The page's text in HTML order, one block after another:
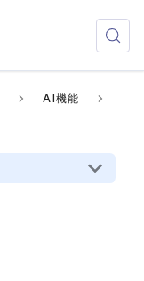
AI機能